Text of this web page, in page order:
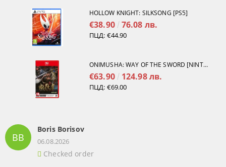
HOLLOW KNIGHT: SILKSONG [PS5]
€38.90 76.08 лв.
ПЦД: €44.90
ONIMUSHA: WAY OF THE SWORD [NINTENDO SWITCH 2]
€63.90 124.98 лв.
ПЦД: €69.00
BB
Boris Borisov
06.08.2026
Checked order